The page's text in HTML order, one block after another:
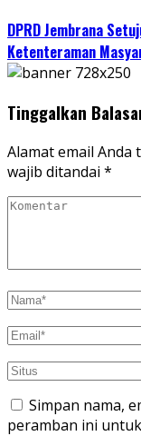
DPRD Jembrana
Ketenteraman
Tinggalkan
Alamat email Anda
wajib ditandai *
Simpan nama,
peramban ini